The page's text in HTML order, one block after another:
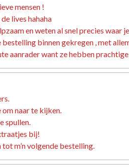
mensen !
lives hahaha
en weten al snel precies waar
bestelling binnen gekregen , met
aanrader want ze hebben
naar te kijken.
spullen.
bij!
m’n volgende bestelling.